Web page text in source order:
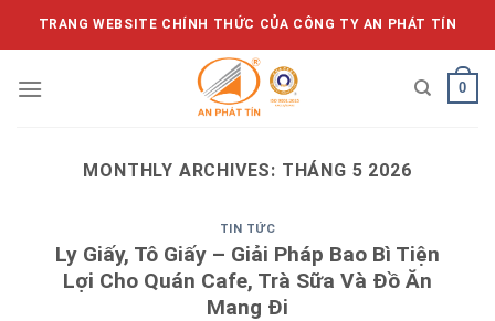
TRANG WEBSITE CHÍNH THỨC CỦA CÔNG TY AN PHÁT TÍN
0
MONTHLY ARCHIVES: THÁNG 5 2026
TIN TỨC
Ly Giấy, Tô Giấy – Giải Pháp Bao Bì Tiện
Lợi Cho Quán Cafe, Trà Sữa Và Đồ Ăn
Mang Đi